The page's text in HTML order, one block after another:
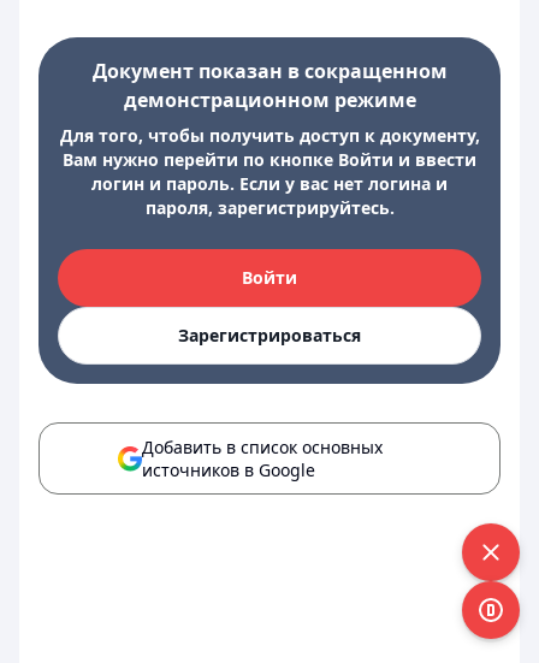
Документ показан в сокращенном
демонстрационном режиме
Для того, чтобы получить доступ к документу,
Вам нужно перейти по кнопке Войти и ввести
логин и пароль. Если у вас нет логина и
пароля, зарегистрируйтесь.
Войти
Зарегистрироваться
Добавить в список основных
источников в Google